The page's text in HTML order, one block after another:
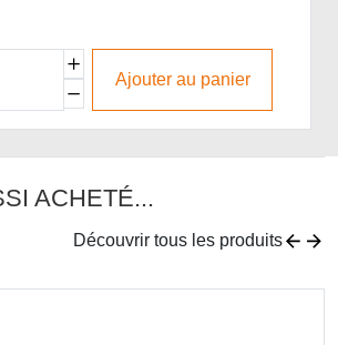
Ajouter au panier
ACHETÉ...
Découvrir tous les produits